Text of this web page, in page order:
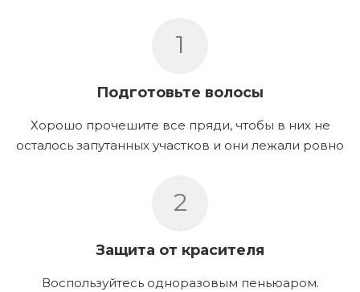
1
Подготовьте волосы
Хорошо прочешите все пряди, чтобы в них не
осталось запутанных участков и они лежали ровно
2
Защита от красителя
Воспользуйтесь одноразовым пеньюаром.